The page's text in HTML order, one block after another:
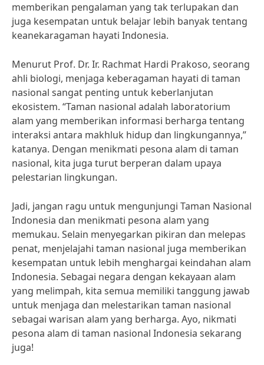
memberikan pengalaman yang tak terlupakan dan
juga kesempatan untuk belajar lebih banyak tentang
keanekaragaman hayati Indonesia.
Menurut Prof. Dr. Ir. Rachmat Hardi Prakoso, seorang
ahli biologi, menjaga keberagaman hayati di taman
nasional sangat penting untuk keberlanjutan
ekosistem. “Taman nasional adalah laboratorium
alam yang memberikan informasi berharga tentang
interaksi antara makhluk hidup dan lingkungannya,”
katanya. Dengan menikmati pesona alam di taman
nasional, kita juga turut berperan dalam upaya
pelestarian lingkungan.
Jadi, jangan ragu untuk mengunjungi Taman Nasional
Indonesia dan menikmati pesona alam yang
memukau. Selain menyegarkan pikiran dan melepas
penat, menjelajahi taman nasional juga memberikan
kesempatan untuk lebih menghargai keindahan alam
Indonesia. Sebagai negara dengan kekayaan alam
yang melimpah, kita semua memiliki tanggung jawab
untuk menjaga dan melestarikan taman nasional
sebagai warisan alam yang berharga. Ayo, nikmati
pesona alam di taman nasional Indonesia sekarang
juga!